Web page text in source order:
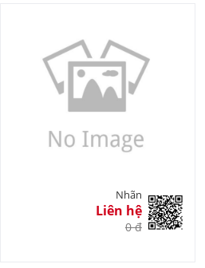
Nhãn
Liên hệ
0 đ